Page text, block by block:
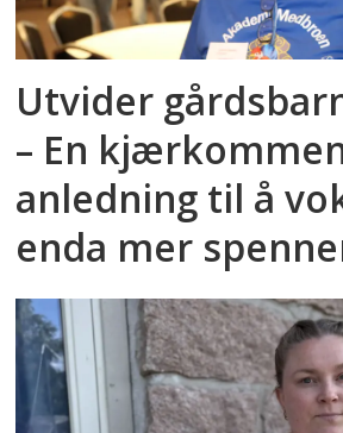
Utvider
– En
anledning til å
enda mer